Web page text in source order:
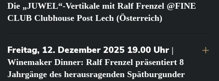
Die „JUWEL“-Vertikale mit Ralf Frenzel @FINE
CLUB Clubhouse Post Lech (Österreich)
Freitag, 12. Dezember 2025 19.00 Uhr |
Winemaker Dinner: Ralf Frenzel präsentiert 8
Jahrgänge des herausragenden Spätburgunder